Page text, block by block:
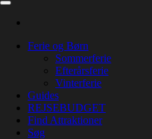
Ferie og Børn
Sommerferie
Efterårsferie
Vinterferie
Guides
REJSEBUDGET
Find Attraktioner
Søg